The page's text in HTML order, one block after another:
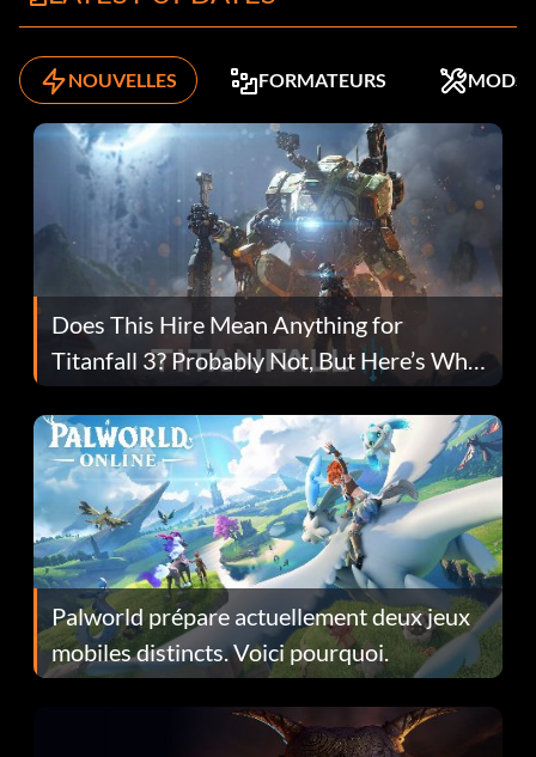
NOUVELLES FORMATEURS MODS
Does This Hire Mean Anything for
Titanfall 3? Probably Not, But Here’s Why
Fans Are Hopeful
Palworld prépare actuellement deux jeux
mobiles distincts. Voici pourquoi.